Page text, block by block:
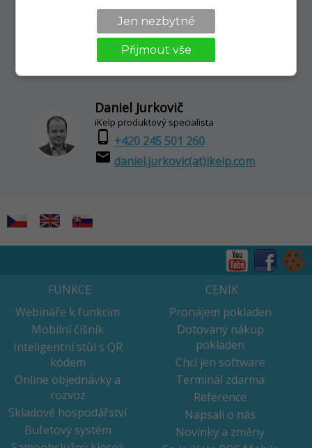
Jozef Jakúbek
iKelp produktový specialista
phone_android +420 770 170 508
emailjozef.jakubek(at)ikelp.com
Daniel Jurkovič
iKelp produktový specialista
phone_android +420 245 501 260
email daniel.jurkovic(at)ikelp.com
FUNKCE
Webináře k funkcím
Mobilní číšník
Inteligentní stůl s QR
kódem
Online objednávky a
rozvoz
Skladové hospodářství
Bufetový systém
CENÍK
Pronájem pokladen
Dotovaný nákup
pokladen
Chci jen software
Terminál zdarma
Reference
Napsali o nás
Novinky a změny
Jen nezbytné
Přijmout vše